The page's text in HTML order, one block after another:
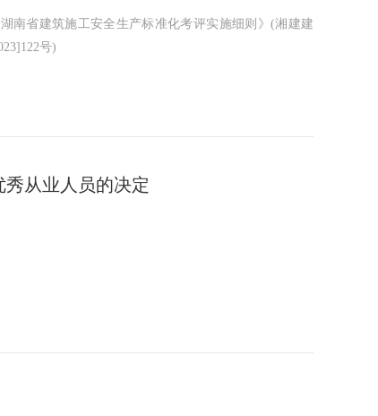
南省建筑施工安全生产标准化考评实施细则》(湘建建
号)
秀从业人员的决定